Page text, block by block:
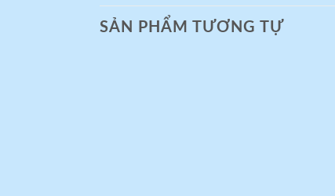
SẢN PHẨM TƯƠNG TỰ